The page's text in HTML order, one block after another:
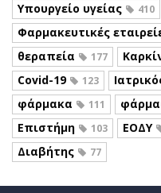
Υπουργείο υγείας 410
Φαρμακευτικές
θεραπεία 177
Covid-19 123
φάρμακα 111
Επιστήμη 103 ΕΟΔΥ
Διαβήτης 77